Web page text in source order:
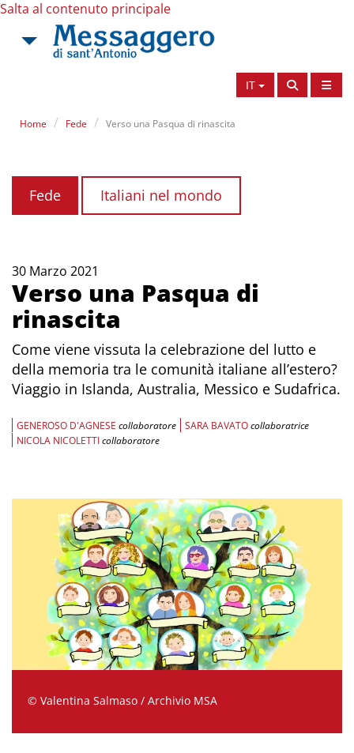
Salta al contenuto principale
IT
Home Fede Verso una Pasqua di rinascita
Fede Italiani nel mondo
30 Marzo 2021
Verso una Pasqua di
rinascita
Come viene vissuta la celebrazione del lutto e
della memoria tra le comunità italiane all’estero?
Viaggio in Islanda, Australia, Messico e Sudafrica.
GENEROSO D'AGNESE collaboratore SARA BAVATOcollaboratrice
NICOLA NICOLETTIcollaboratore
© Valentina Salmaso / Archivio MSA